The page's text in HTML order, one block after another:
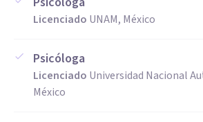
Licenciado UNAM, México
Psicóloga
Licenciado Universidad Nacional
México